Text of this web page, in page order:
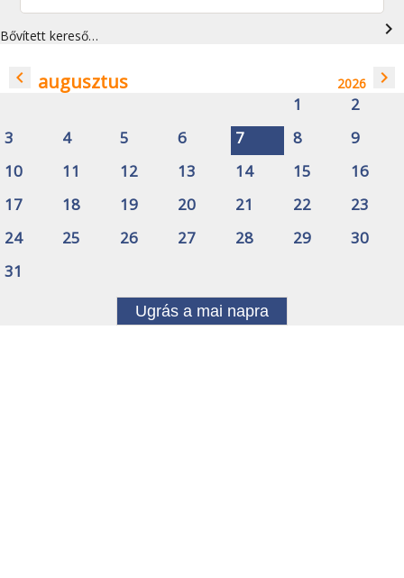
Bővített kereső… navigate_next
navigate_before augusztus 2026 navigate_next
1
2
3
4 5 6 7 8
9
10
11 12 13 14 15
16
17
18 19 20 21 22
23
24
25 26 27 28 29
30
31
Ugrás a mai napra